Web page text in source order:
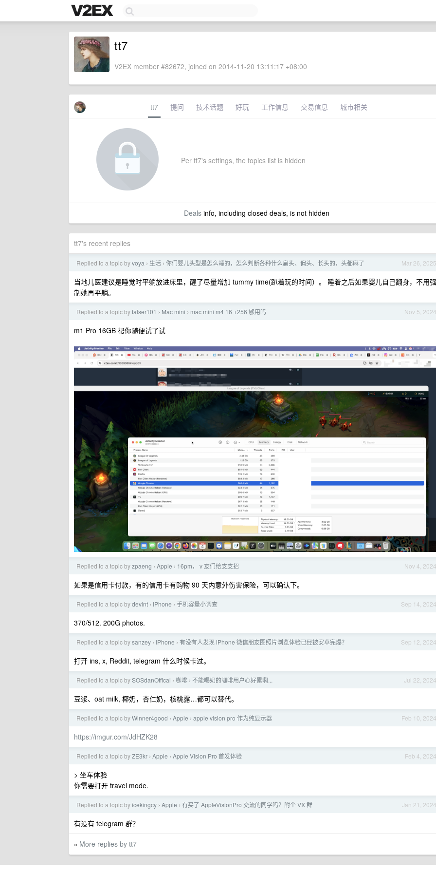
tt7
V2EX member #82672, joined on 2014-11-20 13:11:17 +08:00
tt7 提问 技术话题 好玩 工作信息 交易信息 城市相关
Per tt7's settings, the topics list is hidden
Dealsinfo, including closed deals, is not hidden
tt7's recent replies
Mar 26, 2025
Replied to a topic byvoya › 生活 › 你们婴儿头型是怎么睡的，怎么判断各种什么扁头、偏头、长头的，头都麻了
当地儿医建议是睡觉时平躺放进床里，醒了尽量增加 tummy time(趴着玩的时间）。 睡着之后如果婴儿自己翻身，不用强
制她再平躺。
Nov 5, 2024
Replied to a topic byfalser101 › Mac mini › mac mini m4 16 +256 够用吗
m1 Pro 16GB 帮你随便试了试
Nov 4, 2024
Replied to a topic byzpaeng › Apple › 16pm， v 友们给支支招
如果是信用卡付款，有的信用卡有购物 90 天内意外伤害保险，可以确认下。
Sep 14, 2024
Replied to a topic bydevlnt › iPhone › 手机容量小调查
370/512. 200G photos.
Sep 12, 2024
Replied to a topic bysanzey › iPhone › 有没有人发现 iPhone 微信朋友圈照片浏览体验已经被安卓完爆？
打开 ins, x, Reddit, telegram 什么时候卡过。
Jul 22, 2024
Replied to a topic bySOSdanOffical › 咖啡 › 不能喝奶的咖啡用户心好累啊...
豆浆、oat milk, 椰奶，杏仁奶，核桃露…都可以替代。
Feb 10, 2024
Replied to a topic byWinner4good › Apple › apple vision pro 作为纯显示器
https://imgur.com/JdHZK28
Feb 4, 2024
Replied to a topic byZE3kr › Apple › Apple Vision Pro 首发体验
> 坐车体验
你需要打开 travel mode.
Jan 21, 2024
Replied to a topic byicekingcy › Apple › 有买了 AppleVisionPro 交流的同学吗？附个 VX 群
有没有 telegram 群？
» More replies by tt7